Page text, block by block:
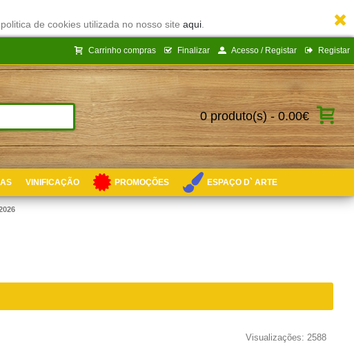
de cookies utilizada no nosso site aqui.
Carrinho compras Finalizar Acesso / Registar Registar
0 produto(s) - 0.00€
VINIFICAÇÃO PROMOÇÕES ESPAÇO D` ARTE
Visualizações: 2588